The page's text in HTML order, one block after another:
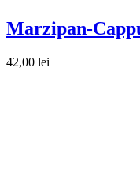
Marzipan-
42,00 lei